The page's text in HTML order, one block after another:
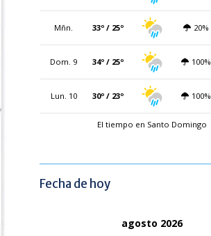
Mñn. 33º / 25º 20%
Dom. 9 34º / 25º 100%
Lun. 10 30º / 23º 100%
El tiempo en Santo Domingo
Fecha de hoy
agosto 2026